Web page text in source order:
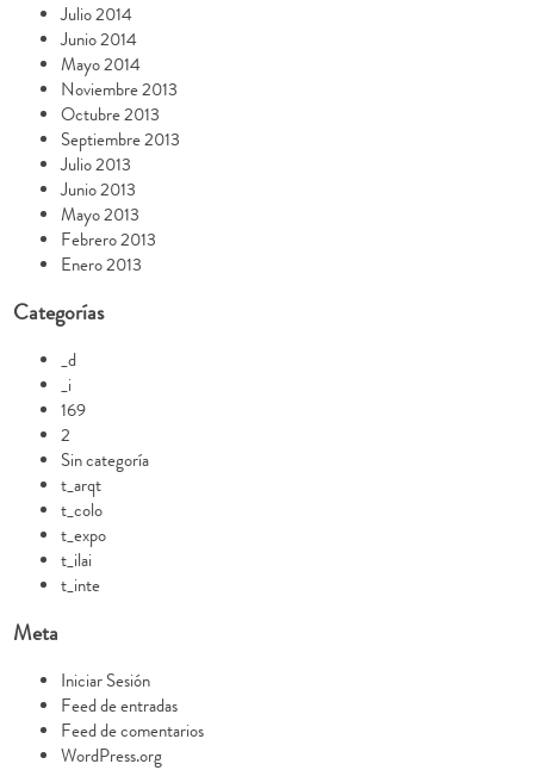
Julio 2014
Junio 2014
Mayo 2014
Noviembre 2013
Octubre 2013
Septiembre 2013
Julio 2013
Junio 2013
Mayo 2013
Febrero 2013
Enero 2013
Categorías
_d
_i
169
2
Sin categoría
t_arqt
t_colo
t_expo
t_ilai
t_inte
Meta
Iniciar Sesión
Feed de entradas
Feed de comentarios
WordPress.org